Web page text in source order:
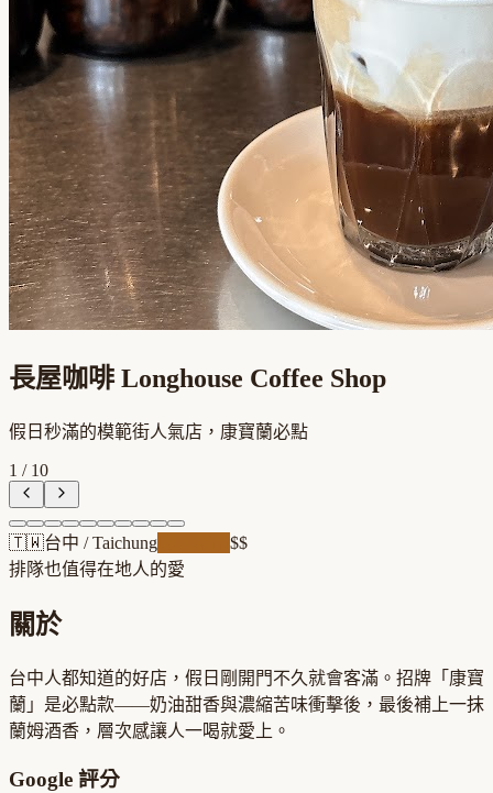
長屋咖啡 Longhouse Coffee Shop
假日秒滿的模範街人氣店，康寶蘭必點
1 / 10
🇹🇼台中 /Taichung
$$
排隊也值得在地人的愛
關於
台中人都知道的好店，假日剛開門不久就會客滿。招牌「康寶
蘭」是必點款——奶油甜香與濃縮苦味衝擊後，最後補上一抹
蘭姆酒香，層次感讓人一喝就愛上。
Google 評分